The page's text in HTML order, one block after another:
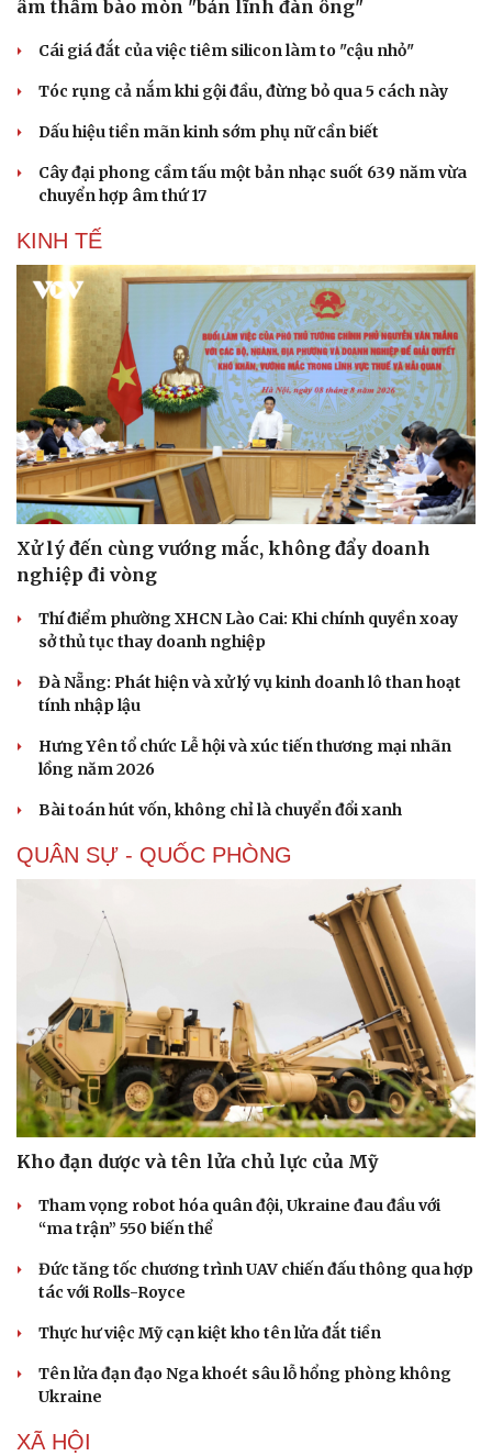
Sức khỏe
Dinh dưỡng - món ngon
Cây thuốc
Nhi khoa
Làm đẹp - giảm cân
Phòng mạch online
Ăn sạch sống khỏe
Nhà đẹp
âm thầm bào mòn "bản lĩnh đàn ông"
Cái giá đắt của việc tiêm silicon làm to "cậu nhỏ"
Tóc rụng cả nắm khi gội đầu, đừng bỏ qua 5 cách này
Dấu hiệu tiền mãn kinh sớm phụ nữ cần biết
Cây đại phong cầm tấu một bản nhạc suốt 639 năm vừa
chuyển hợp âm thứ 17
KINH TẾ
Xử lý đến cùng vướng mắc, không đẩy doanh
nghiệp đi vòng
Thí điểm phường XHCN Lào Cai: Khi chính quyền xoay
sở thủ tục thay doanh nghiệp
Đà Nẵng: Phát hiện và xử lý vụ kinh doanh lô than hoạt
tính nhập lậu
Hưng Yên tổ chức Lễ hội và xúc tiến thương mại nhãn
lồng năm 2026
Bài toán hút vốn, không chỉ là chuyển đổi xanh
QUÂN SỰ - QUỐC PHÒNG
Kho đạn dược và tên lửa chủ lực của Mỹ
Tham vọng robot hóa quân đội, Ukraine đau đầu với
“ma trận” 550 biến thể
Đức tăng tốc chương trình UAV chiến đấu thông qua hợp
tác với Rolls-Royce
Thực hư việc Mỹ cạn kiệt kho tên lửa đắt tiền
Tên lửa đạn đạo Nga khoét sâu lỗ hổng phòng không
Ukraine
XÃ HỘI